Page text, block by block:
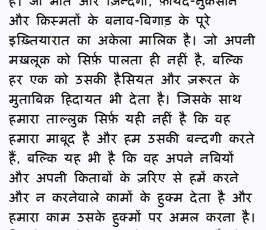
और क़िस्मतों के बनाव-बिगाड़ के पूरे
इख़्तियारात का अकेला मालिक है। जो अपनी
मख़लूक़ को सिर्फ़ पालता ही नहीं है, बल्कि
हर एक को उसकी हैसियत और ज़रूरत के
मुताबिक़ हिदायत भी देता है। जिसके साथ
हमारा ताल्लुक़ सिर्फ़ यही नहीं है कि वह
हमारा माबूद है और हम उसकी बन्दगी करते
हैं, बल्कि यह भी है कि वह अपने नबियों
और अपनी किताबों के ज़रिए से हमें करने
और न करनेवाले कामों के हुक्म देता है और
हमारा काम उसके हुक्मों पर अमल करना है।